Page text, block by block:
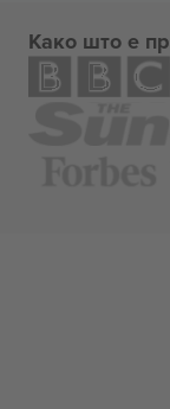
Како што е